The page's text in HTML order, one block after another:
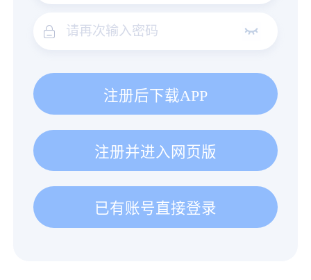
注册后下载APP
注册并进入网页版
已有账号直接登录